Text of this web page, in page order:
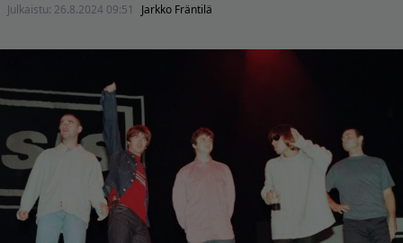
Julkaistu: 26.8.2024 09:51 Jarkko Fräntilä